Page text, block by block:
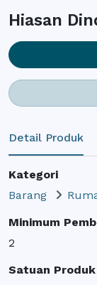
Hiasan
Detail Produk
Kategori
Barang
Minimum
2
Satuan Produk